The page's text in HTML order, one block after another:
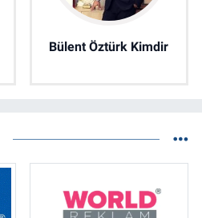
Bülent Öztürk Kimdir